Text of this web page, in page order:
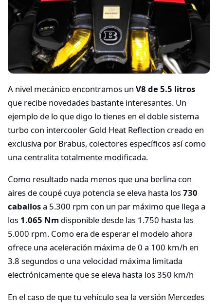
A nivel mecánico encontramos un V8 de 5.5 litros
que recibe novedades bastante interesantes. Un
ejemplo de lo que digo lo tienes en el doble sistema
turbo con intercooler Gold Heat Reflection creado en
exclusiva por Brabus, colectores específicos así como
una centralita totalmente modificada.
Como resultado nada menos que una berlina con
aires de coupé cuya potencia se eleva hasta los730
caballosa 5.300 rpm con un par máximo que llega a
los 1.065 Nm disponible desde las 1.750 hasta las
5.000 rpm. Como era de esperar el modelo ahora
ofrece una aceleración máxima de 0 a 100 km/h en
3.8 segundos o una velocidad máxima limitada
electrónicamente que se eleva hasta los 350 km/h
En el caso de que tu vehículo sea la versión Mercedes